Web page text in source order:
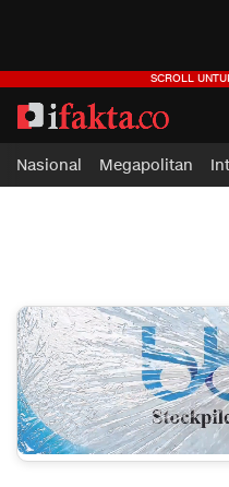
ifakta.co
#pastibenar
Nasional Megapolitan